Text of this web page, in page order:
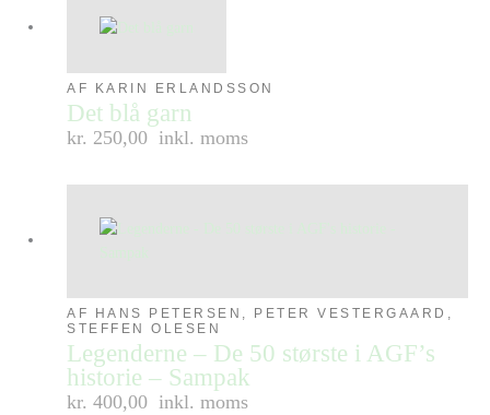
AF KARIN ERLANDSSON
Det blå garn
kr. 250,00 inkl. moms
AF HANS PETERSEN, PETER VESTERGAARD,
STEFFEN OLESEN
Legenderne – De 50 største i AGF’s
historie – Sampak
kr. 400,00 inkl. moms